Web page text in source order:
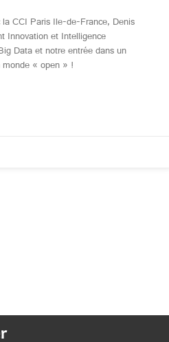
CCI Paris Ile-de-France, Denis
Innovation et Intelligence
Data et notre entrée dans un
« open » !